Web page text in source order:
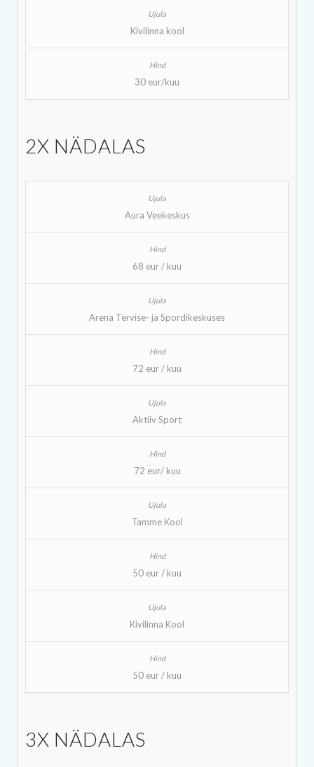
Kivilinna kool
30 eur/kuu
2X NÄDALAS
Aura Veekeskus
68 eur / kuu
Arena Tervise- ja Spordikeskuses
72 eur / kuu
Aktiiv Sport
72 eur/ kuu
Tamme Kool
50 eur / kuu
Kivilinna Kool
50 eur / kuu
3X NÄDALAS